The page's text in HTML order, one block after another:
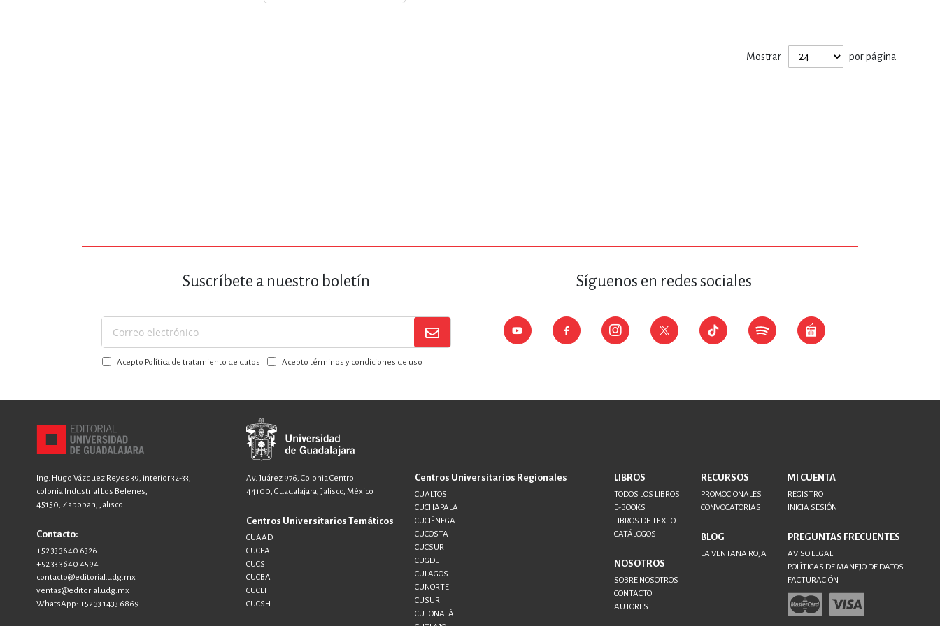
Mostrar por página
Suscríbete a nuestro boletín
Suscríbase
a
nuestroAcepto Política de tratamiento de datos Acepto términos y condiciones de uso
Síguenos en redes sociales
Ing. Hugo Vázquez Reyes 39, interior 32-33,
colonia Industrial Los Belenes,
45150, Zapopan, Jalisco.
Contacto:
+52 33 3640 6326
+52 33 3640 4594
contacto@editorial.udg.mx
ventas@editorial.udg.mx
WhatsApp: +52 33 1433 6869
Av. Juárez 976, Colonia Centro
44100, Guadalajara, Jalisco, México
Centros Universitarios Temáticos
CUAAD
CUCEA
CUCS
CUCBA
CUCEI
CUCSH
Centros Universitarios Regionales
CUALTOS
CUCHAPALA
CUCIÉNEGA
CUCOSTA
CUCSUR
CUGDL
CULAGOS
CUNORTE
CUSUR
CUTONALÁ
LIBROS
TODOS LOS LIBROS
E-BOOKS
LIBROS DE TEXTO
CATÁLOGOS
NOSOTROS
SOBRE NOSOTROS
CONTACTO
AUTORES
RECURSOS
PROMOCIONALES
CONVOCATORIAS
BLOG
LA VENTANA ROJA
MI CUENTA
REGISTRO
INICIA SESIÓN
PREGUNTAS FRECUENTES
AVISO LEGAL
POLÍTICAS DE MANEJO DE DATOS
FACTURACIÓN